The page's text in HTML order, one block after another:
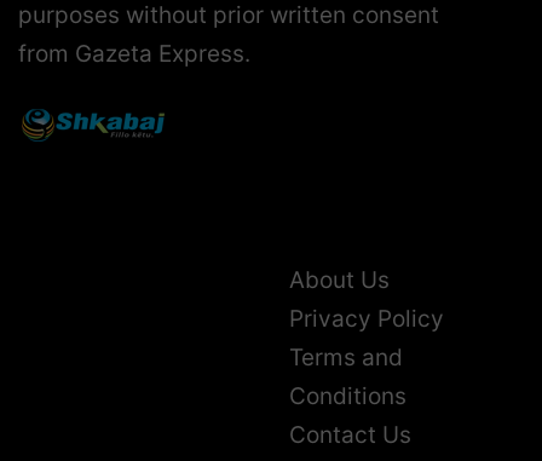
purposes without prior written consent
from Gazeta Express.
About Us
Privacy Policy
Terms and
Conditions
Contact Us